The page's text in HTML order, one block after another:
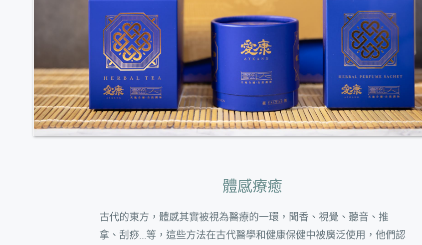
體感療癒
古代的東方，體感其實被視為醫療的一環，聞香、視覺、聽音、推
拿、刮痧…等，這些方法在古代醫學和健康保健中被廣泛使用，他們認